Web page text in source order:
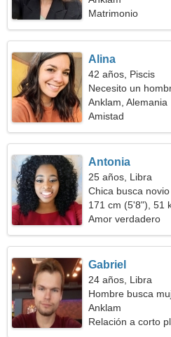
Matrimonio
Alina
42 años, Piscis
Necesito un
Anklam, Alemania
Amistad
Antonia
25 años, Libra
Chica busca
171 cm (5'8"), 51
Amor verdadero
Gabriel
24 años, Libra
Hombre busca
Anklam
Relación a corto